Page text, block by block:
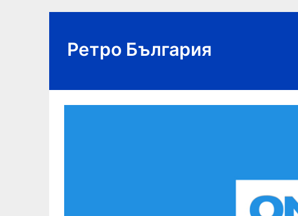
Ретро България